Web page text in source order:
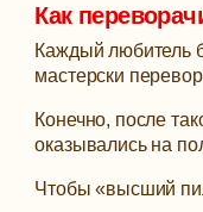
Как
Каждый любитель
мастерски
Конечно, после
оказывались на
Чтобы «высший